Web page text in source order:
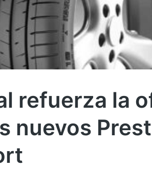
refuerza la
nuevos